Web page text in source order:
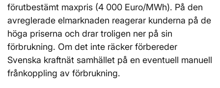
förutbestämt maxpris (4 000 Euro/MWh). På den
avreglerade elmarknaden reagerar kunderna på de
höga priserna och drar troligen ner på sin
förbrukning. Om det inte räcker förbereder
Svenska kraftnät samhället på en eventuell manuell
frånkoppling av förbrukning.